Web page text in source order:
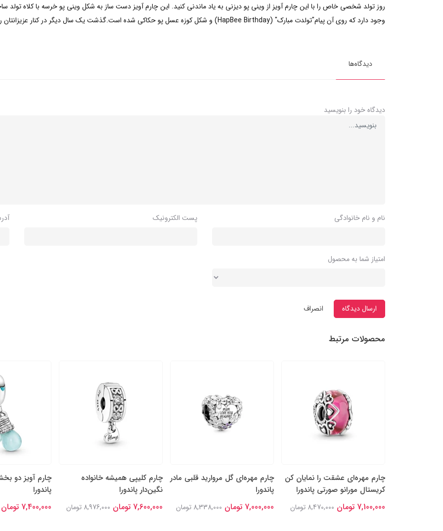
روز تولد شخصی خاص را با این چارم آویز از وینی پو دیزنی به یاد ماندنی کنید. این چارم آویز دست ساز به شکل وینی پو خرسه با کلاه
وجود دارد که روی آن پیام"تولدت مبارک" (HapBee Birthday) و شکل کوزه عسل پو حکاکی شده است.گذشت یک سال دیگر در کنار عزیزانتان را با این چارم زیبا و خاص تبریک گفته و جشن بگیرید.
دیدگاه‌ها
دیدگاه خود را بنویسید
نام و نام خانوادگی پست الکترونیک
امتیاز شما به محصول
ارسال دیدگاه انصراف
محصولات مرتبط
چارم مهره‌ای عشقت را نمایان کن
کریستال مورانو صورتی پاندورا
7,100,000 تومان 8,470,000 تومان
چارم مهره‌ای گل‌ مروارید قلبی مادر
پاندورا
7,000,000 تومان 8,338,000 تومان
چارم کلیپی همیشه خانواده
نگین‌دار پاندورا
7,600,000 تومان 8,976,000 تومان
چارم آویز دو
پاندورا
7,400,000 تومان